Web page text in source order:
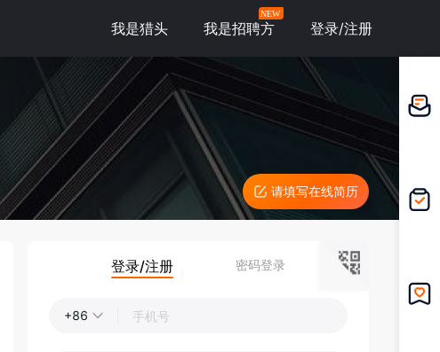
我是猎头 我是招聘方
NEW
登录/注册
请填写在线简历
登录/注册 密码登录
+86